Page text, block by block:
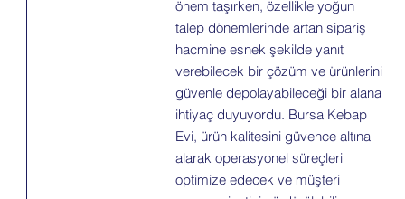
önem taşırken, özellikle yoğun
talep dönemlerinde artan sipariş
hacmine esnek şekilde yanıt
verebilecek bir çözüm ve ürünlerini
güvenle depolayabileceği bir alana
ihtiyaç duyuyordu. Bursa Kebap
Evi, ürün kalitesini güvence altına
alarak operasyonel süreçleri
optimize edecek ve müşteri